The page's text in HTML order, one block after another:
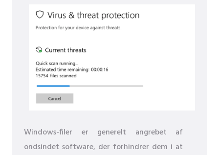
Windows-filer er generelt angrebet af
ondsindet software, der forhindrer dem i at